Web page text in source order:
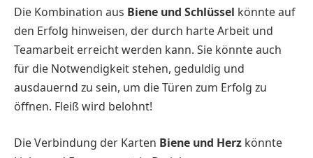
Die Kombination aus Biene und Schlüssel könnte auf
den Erfolg hinweisen, der durch harte Arbeit und
Teamarbeit erreicht werden kann. Sie könnte auch
für die Notwendigkeit stehen, geduldig und
ausdauernd zu sein, um die Türen zum Erfolg zu
öffnen. Fleiß wird belohnt!
Die Verbindung der Karten Biene und Herz könnte